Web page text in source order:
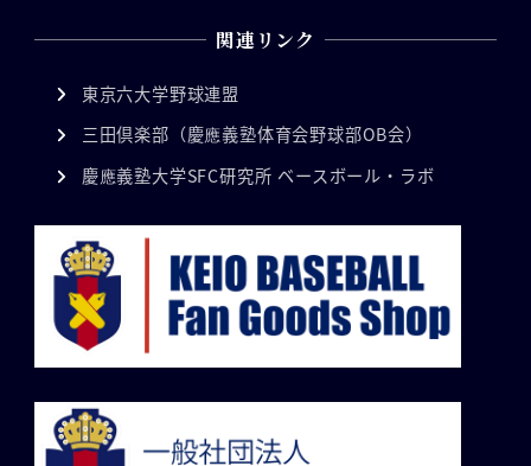
関連リンク
東京六大学野球連盟
三田倶楽部（慶應義塾体育会野球部OB会）
慶應義塾大学SFC研究所 ベースボール・ラボ